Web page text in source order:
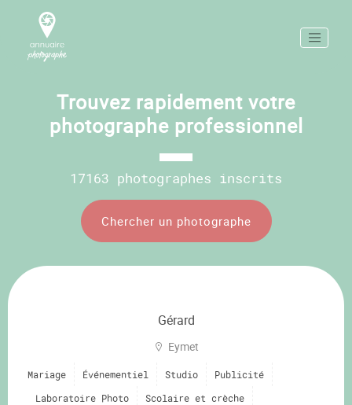
Trouvez rapidement votre
photographe professionnel
17163 photographes inscrits
Chercher un photographe
Gérard
Eymet
Mariage Événementiel Studio
Publicité
Laboratoire Photo
Scolaire et crèche